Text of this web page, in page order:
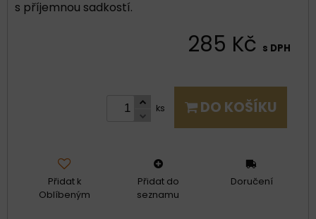
s příjemnou sadkostí.
285 Kč s DPH
ks DO KOŠÍKU
Přidat k
Oblíbeným
Přidat do
seznamu
Doručení